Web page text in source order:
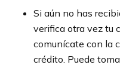
Si aún no has
verifica otra vez tu
comunícate con la
crédito. Puede